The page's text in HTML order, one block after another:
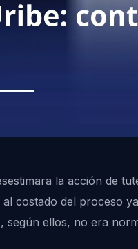
la acción de
costado del proceso
según ellos, no era